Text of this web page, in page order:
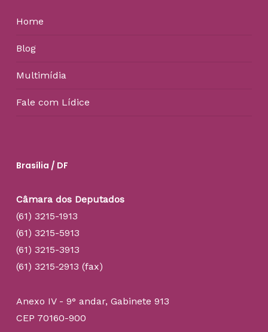
Home
Blog
Multimídia
Fale com Lídice
Brasília / DF
Câmara dos Deputados
(61) 3215-1913
(61) 3215-5913
(61) 3215-3913
(61) 3215-2913 (fax)
Anexo IV - 9° andar, Gabinete 913
CEP 70160-900